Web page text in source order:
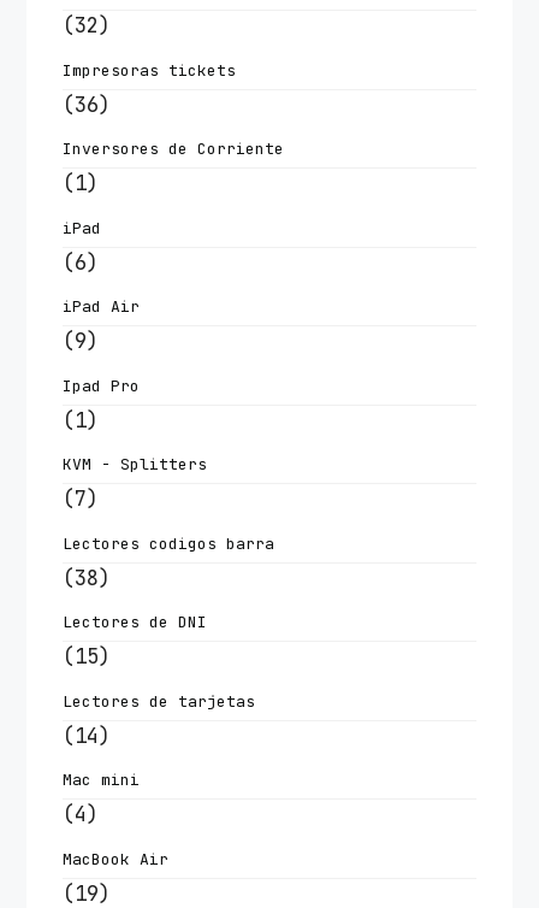
(32)
Impresoras tickets
(36)
Inversores de Corriente
(1)
iPad
(6)
iPad Air
(9)
Ipad Pro
(1)
KVM - Splitters
(7)
Lectores codigos barra
(38)
Lectores de DNI
(15)
Lectores de tarjetas
(14)
Mac mini
(4)
MacBook Air
(19)